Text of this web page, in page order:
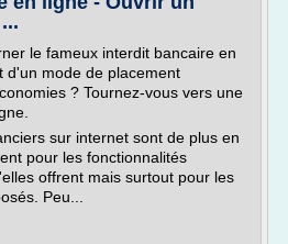
le fameux interdit bancaire en
d'un mode de placement
? Tournez-vous vers une
sur internet sont de plus en
pour les fonctionnalités
offrent mais surtout pour les
Peu...